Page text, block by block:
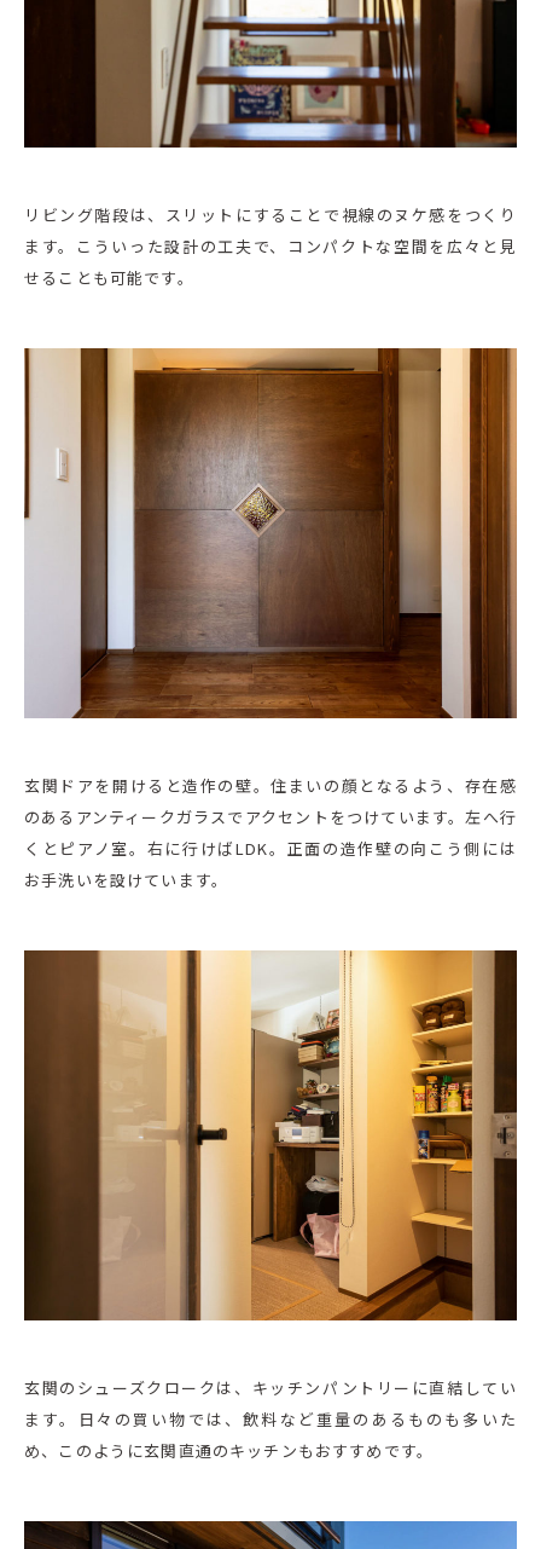
リビング階段は、スリットにすることで視線のヌケ感をつくり
ます。こういった設計の工夫で、コンパクトな空間を広々と見
せることも可能です。
玄関ドアを開けると造作の壁。住まいの顔となるよう、存在感
のあるアンティークガラスでアクセントをつけています。左へ行
くとピアノ室。右に行けばLDK。正面の造作壁の向こう側には
お手洗いを設けています。
玄関のシューズクロークは、キッチンパントリーに直結してい
ます。日々の買い物では、飲料など重量のあるものも多いた
め、このように玄関直通のキッチンもおすすめです。